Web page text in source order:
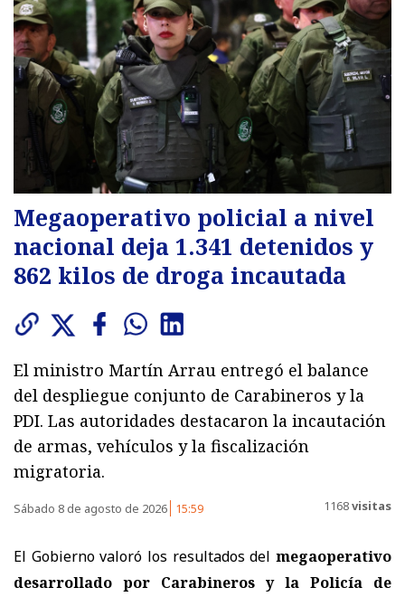
Megaoperativo policial a nivel
nacional deja 1.341 detenidos y
862 kilos de droga incautada
El ministro Martín Arrau entregó el balance
del despliegue conjunto de Carabineros y la
PDI. Las autoridades destacaron la incautación
de armas, vehículos y la fiscalización
migratoria.
Sábado 8 de agosto de 2026 15:59 1168visitas
El Gobierno valoró los resultados del megaoperativo
desarrollado por Carabineros y la Policía de